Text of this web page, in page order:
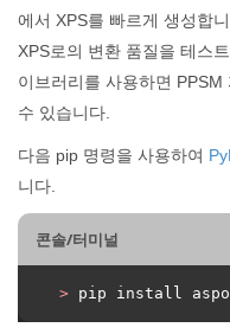
에서 XPS를 빠르게 생성합니
XPS로의 변환 품질을 테스
이브러리를 사용하면
수 있습니다.
다음 pip 명령을 사용하여
니다.
콘솔/터미널
> pip install